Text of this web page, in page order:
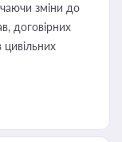
зміни до
договірних
цивільних